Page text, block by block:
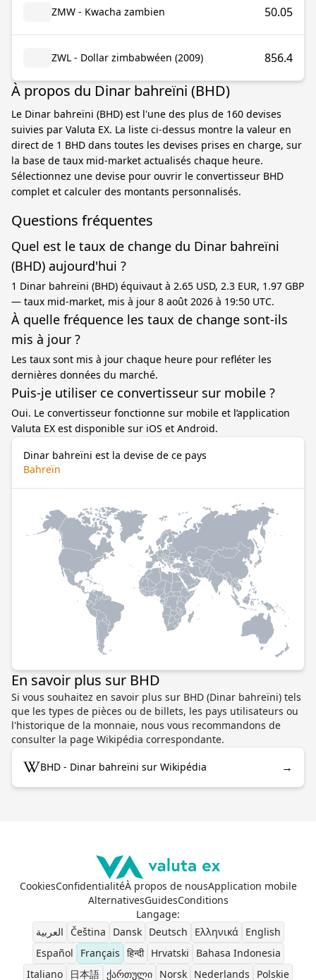
ZMW - Kwacha zambien 50.05
ZWL - Dollar zimbabwéen (2009) 856.4
À propos du Dinar bahreïni (BHD)
Le Dinar bahreïni (BHD) est l'une des plus de 160 devises
suivies par Valuta EX. La liste ci-dessus montre la valeur en
direct de 1 BHD dans toutes les devises prises en charge, sur
la base de taux mid-market actualisés chaque heure.
Sélectionnez une devise pour ouvrir le convertisseur BHD
complet et calculer des montants personnalisés.
Questions fréquentes
Quel est le taux de change du Dinar bahreïni
(BHD) aujourd'hui ?
1 Dinar bahreïni (BHD) équivaut à 2.65 USD, 2.3 EUR, 1.97 GBP
— taux mid-market, mis à jour 8 août 2026 à 19:50 UTC.
À quelle fréquence les taux de change sont-ils
mis à jour ?
Les taux sont mis à jour chaque heure pour refléter les
dernières données du marché.
Puis-je utiliser ce convertisseur sur mobile ?
Oui. Le convertisseur fonctionne sur mobile et l’application
Valuta EX est disponible sur iOS et Android.
Dinar bahreïni est la devise de ce pays
Bahreïn
En savoir plus sur BHD
Si vous souhaitez en savoir plus sur BHD (Dinar bahreïni) tels
que les types de pièces ou de billets, les pays utilisateurs ou
l'historique de la monnaie, nous vous recommandons de
consulter la page Wikipédia correspondante.
BHD - Dinar bahreïni sur Wikipédia →
CookiesConfidentialitéÀ propos de nousApplication mobile
AlternativesGuidesConditions
Langage:
العربية
Čeština Dansk Deutsch Ελληνικά
English
Español
Français हिन्दी Hrvatski
Bahasa Indonesia
Italiano
日本語 ქართული Norsk Nederlands Polskie